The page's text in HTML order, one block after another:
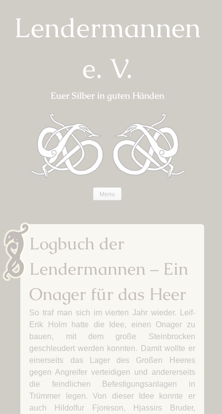
contentLendermannen
e. V.
Euer Silber in guten Händen
Menu
Logbuch der
Lendermannen – Ein
Onager für das Heer
So traf man sich im vierten Jahr wieder. Leif-
Erik Holm hatte die Idee, einen Onager zu
bauen, mit dem große Steinbrocken
geschleudert werden konnten. Damit wollte er
einerseits das Lager des Großen Heeres
gegen Angreifer verteidigen und andererseits
die feindlichen Befestigungsanlagen in
Trümmer legen. Von dieser Idee konnte er
auch Hildolfur Fjoreson, Hjassirs Bruder,